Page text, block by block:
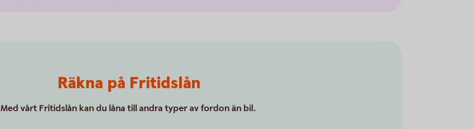
Räkna på Fritidslån
Med vårt Fritidslån kan du låna till andra typer av fordon än bil.